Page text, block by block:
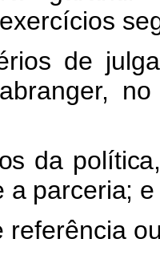
de
da
a parceria; e
referência